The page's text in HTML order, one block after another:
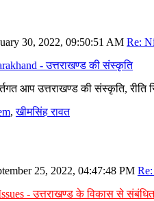
30, 2022, 09:50:51 AM Re:
- उत्तराखण्ड की संस्कृति
आप उत्तराखण्ड की संस्कृति, रीति
,खीमसिंह रावत
25, 2022, 04:47:48 PM
- उत्तराखण्ड के विकास से संबंधित